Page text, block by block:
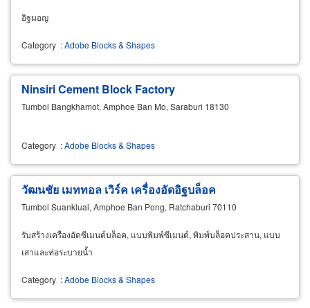
อิฐมอญ
Category :Adobe Blocks & Shapes
Ninsiri Cement Block Factory
Tumbol Bangkhamot, Amphoe Ban Mo, Saraburi 18130
Category :Adobe Blocks & Shapes
วัฒนชัย เมททอล เวิร์ค เครื่องอัดอิฐบล็อค
Tumbol Suankluai, Amphoe Ban Pong, Ratchaburi 70110
รับสร้างเครื่องอัดซีเมนต์บล็อค, แบบพิมพ์ซีเมนต์, พิมพ์บล็อคประสาน, แบบ
เสาและท่อระบายน้ำ
Category :Adobe Blocks & Shapes